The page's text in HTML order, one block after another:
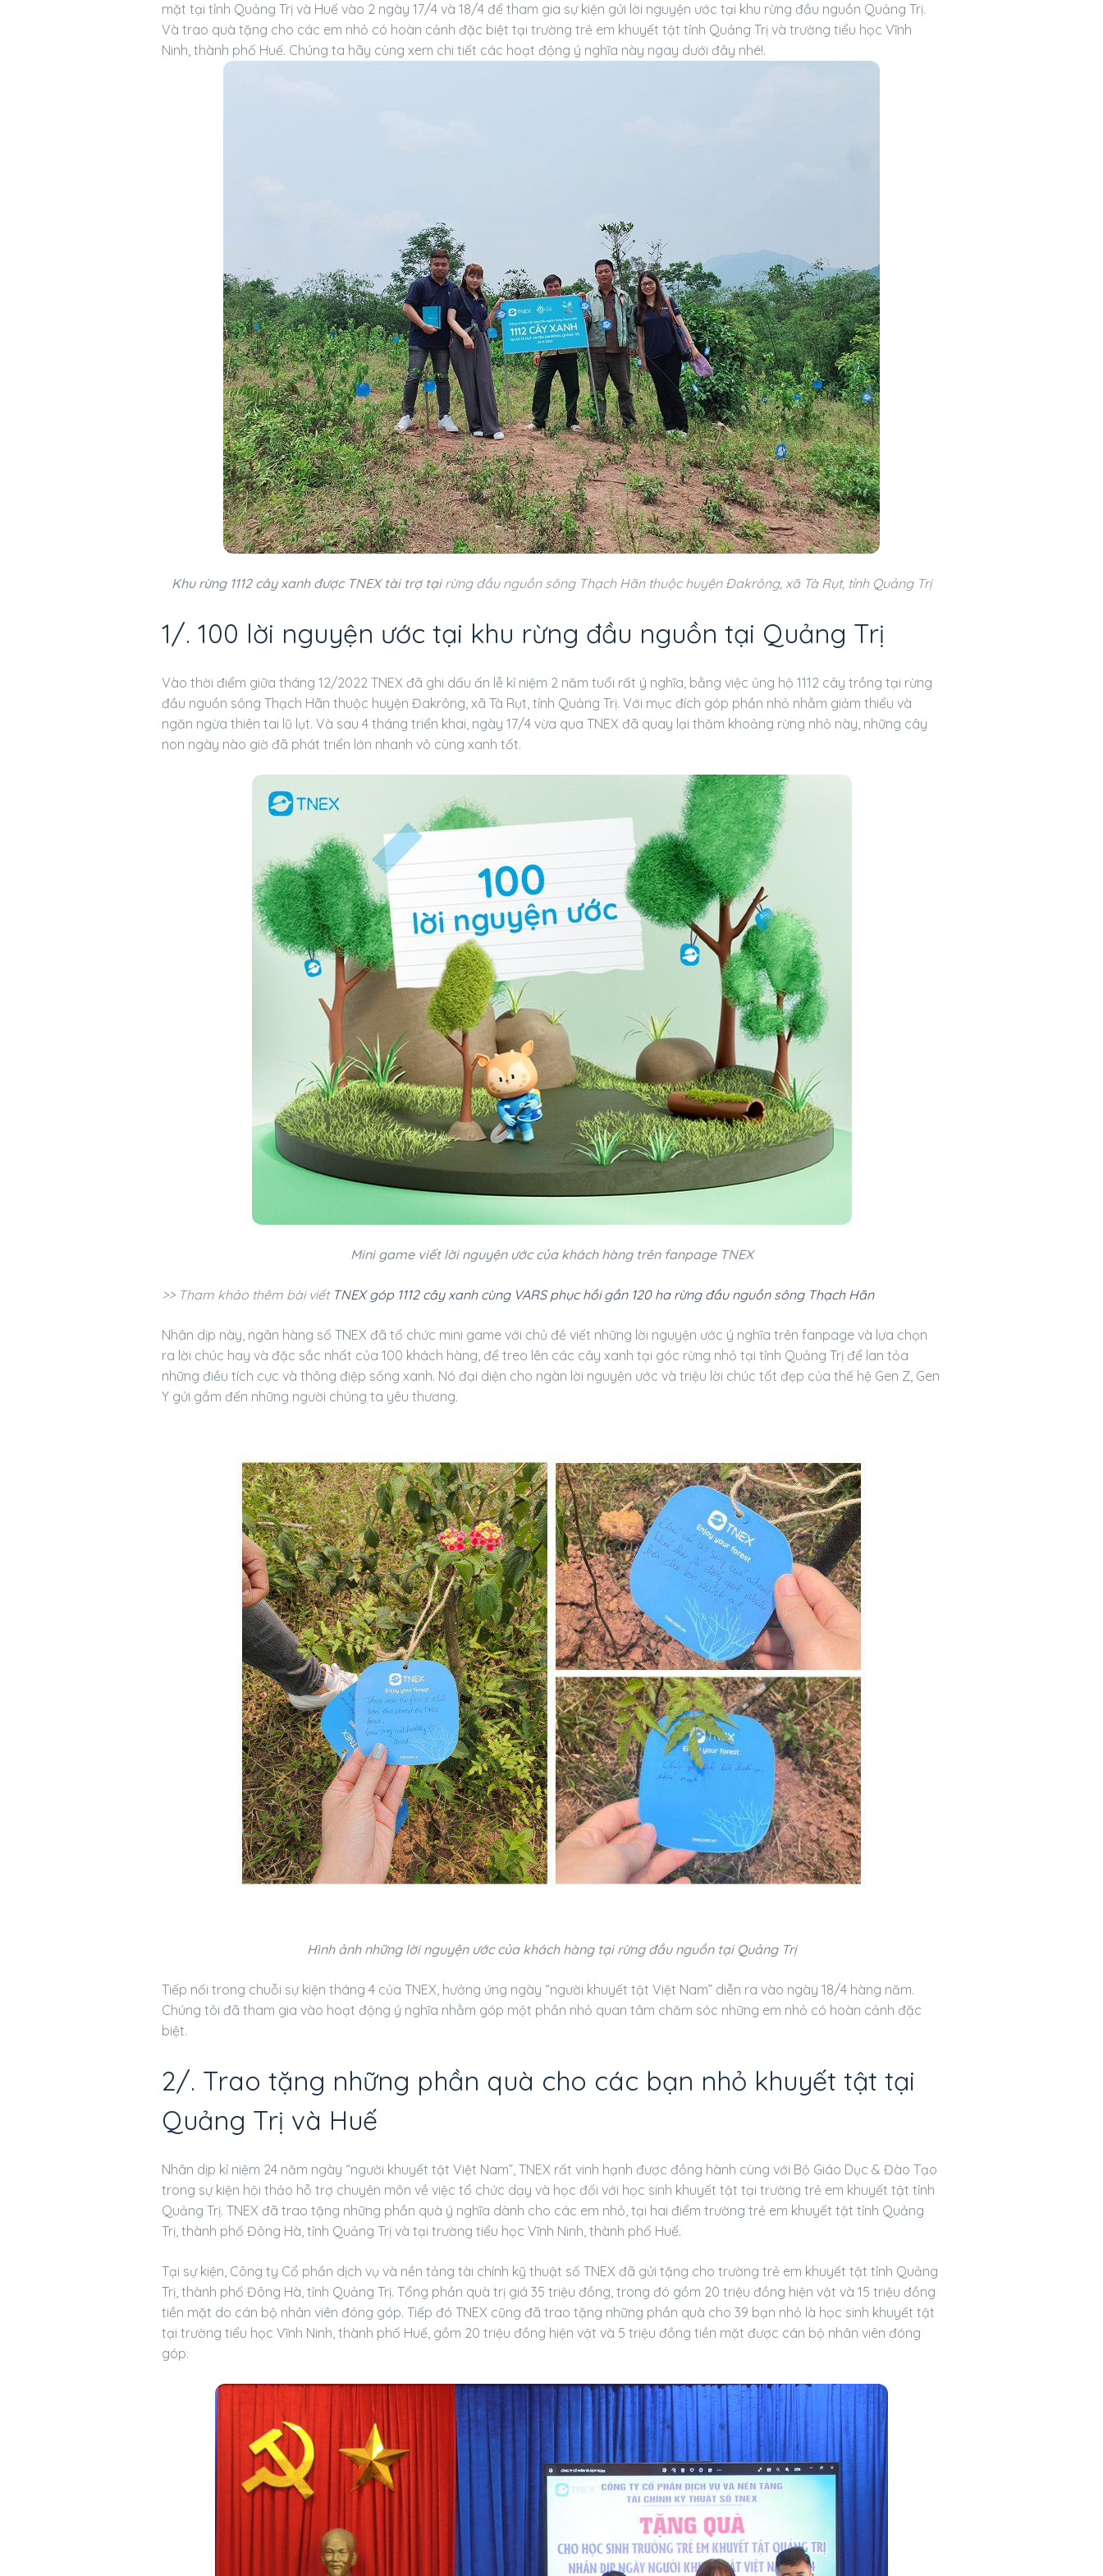
mặt tại tỉnh Quảng Trị và Huế vào 2 ngày 17/4 và 18/4 để tham gia sự kiện gửi lời nguyện ước tại khu rừng đầu nguồn Quảng Trị.
Và trao quà tặng cho các em nhỏ có hoàn cảnh đặc biệt tại trường trẻ em khuyết tật tỉnh Quảng Trị và trường tiểu học Vĩnh
Ninh, thành phố Huế. Chúng ta hãy cùng xem chi tiết các hoạt động ý nghĩa này ngay dưới đây nhé!.
Khu rừng 1112 cây xanh được TNEX tài trợ tại rừng đầu nguồn sông Thạch Hãn thuộc huyện Đakrông, xã Tà Rụt, tỉnh Quảng Trị
1/. 100 lời nguyện ước tại khu rừng đầu nguồn tại Quảng Trị
Vào thời điểm giữa tháng 12/2022 TNEX đã ghi dấu ấn lễ kỉ niệm 2 năm tuổi rất ý nghĩa, bằng việc ủng hộ 1112 cây trồng tại rừng
đầu nguồn sông Thạch Hãn thuộc huyện Đakrông, xã Tà Rụt, tỉnh Quảng Trị. Với mục đích góp phần nhỏ nhằm giảm thiểu và
ngăn ngừa thiên tai lũ lụt. Và sau 4 tháng triển khai, ngày 17/4 vừa qua TNEX đã quay lại thăm khoảng rừng nhỏ này, những cây
non ngày nào giờ đã phát triển lớn nhanh vô cùng xanh tốt.
Mini game viết lời nguyện ước của khách hàng trên fanpage TNEX
>> Tham khảo thêm bài viết TNEX góp 1112 cây xanh cùng VARS phục hồi gần 120 ha rừng đầu nguồn sông Thạch Hãn
Nhân dịp này, ngân hàng số TNEX đã tổ chức mini game với chủ đề viết những lời nguyện ước ý nghĩa trên fanpage và lựa chọn
ra lời chúc hay và đặc sắc nhất của 100 khách hàng, để treo lên các cây xanh tại góc rừng nhỏ tại tỉnh Quảng Trị để lan tỏa
những điều tích cực và thông điệp sống xanh. Nó đại diện cho ngàn lời nguyện ước và triệu lời chúc tốt đẹp của thế hệ Gen Z, Gen
Y gửi gắm đến những người chúng ta yêu thương.
Hình ảnh những lời nguyện ước của khách hàng tại rừng đầu nguồn tại Quảng Trị
Tiếp nối trong chuỗi sự kiện tháng 4 của TNEX, hưởng ứng ngày “người khuyết tật Việt Nam” diễn ra vào ngày 18/4 hàng năm.
Chúng tôi đã tham gia vào hoạt động ý nghĩa nhằm góp một phần nhỏ quan tâm chăm sóc những em nhỏ có hoàn cảnh đặc
biệt.
2/. Trao tặng những phần quà cho các bạn nhỏ khuyết tật tại
Quảng Trị và Huế
Nhân dịp kỉ niệm 24 năm ngày “người khuyết tật Việt Nam”, TNEX rất vinh hạnh được đồng hành cùng với Bộ Giáo Dục & Đào Tạo
trong sự kiện hội thảo hỗ trợ chuyên môn về việc tổ chức dạy và học đối với học sinh khuyết tật tại trường trẻ em khuyết tật tỉnh
Quảng Trị. TNEX đã trao tặng những phần quà ý nghĩa dành cho các em nhỏ, tại hai điểm trường trẻ em khuyết tật tỉnh Quảng
Trị, thành phố Đông Hà, tỉnh Quảng Trị và tại trường tiểu học Vĩnh Ninh, thành phố Huế.
Tại sự kiện, Công ty Cổ phần dịch vụ và nền tảng tài chính kỹ thuật số TNEX đã gửi tặng cho trường trẻ em khuyết tật tỉnh Quảng
Trị, thành phố Đông Hà, tỉnh Quảng Trị. Tổng phần quà trị giá 35 triệu đồng, trong đó gồm 20 triệu đồng hiện vật và 15 triệu đồng
tiền mặt do cán bộ nhân viên đóng góp. Tiếp đó TNEX cũng đã trao tặng những phần quà cho 39 bạn nhỏ là học sinh khuyết tật
tại trường tiểu học Vĩnh Ninh, thành phố Huế, gồm 20 triệu đồng hiện vật và 5 triệu đồng tiền mặt được cán bộ nhân viên đóng
góp.